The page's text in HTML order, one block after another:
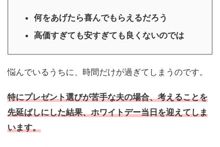
何をあげたら喜んでもらえるだろう
高価すぎても安すぎても良くないのでは
悩んでいるうちに、時間だけが過ぎてしまうのです。
特にプレゼント選びが苦手な夫の場合、考えることを
先延ばしにした結果、ホワイトデー当日を迎えてしま
います。